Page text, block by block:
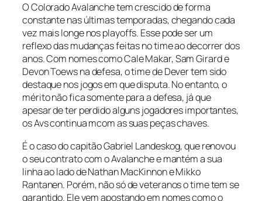
O Colorado Avalanche tem crescido de forma
constante nas últimas temporadas, chegando cada
vez mais longe nosplayoffs. Esse pode ser um
reflexo das mudanças feitas no time ao decorrer dos
anos. Com nomes como Cale Makar, Sam Girard e
Devon Toews na defesa, o time de Dever tem sido
destaque nos jogos em que disputa. No entanto, o
mérito não fica somente para a defesa, já que
apesar de ter perdido alguns jogadores importantes,
os Avs continua mcom as suas peças chaves.
É o caso do capitão Gabriel Landeskog, que renovou
o seu contrato com o Avalanche e mantém a sua
linha ao lado de Nathan MacKinnon e Mikko
Rantanen. Porém, não só de veteranos o time tem se
garantido. Ele vem apostando em nomes como o